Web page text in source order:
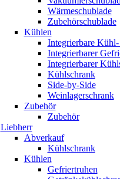
Wärmeschublade
Zubehörschublade
Kühlen
Integrierbare
Integrierbarer
Integrierbarer
Kühlschrank
Side-by-Side
Weinlagerschrank
Zubehör
Zubehör
Liebherr
Abverkauf
Kühlschrank
Kühlen
Gefriertruhen